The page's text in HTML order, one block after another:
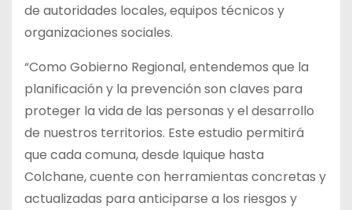
de autoridades locales, equipos técnicos y
organizaciones sociales.
“Como Gobierno Regional, entendemos que la
planificación y la prevención son claves para
proteger la vida de las personas y el desarrollo
de nuestros territorios. Este estudio permitirá
que cada comuna, desde Iquique hasta
Colchane, cuente con herramientas concretas y
actualizadas para anticiparse a los riesgos y